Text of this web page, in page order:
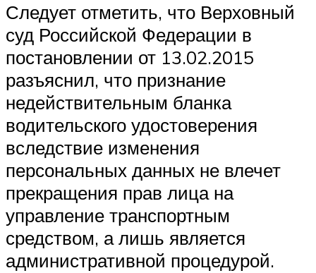
Следует отметить, что Верховный
суд Российской Федерации в
постановлении от 13.02.2015
разъяснил, что признание
недействительным бланка
водительского удостоверения
вследствие изменения
персональных данных не влечет
прекращения прав лица на
управление транспортным
средством, а лишь является
административной процедурой.